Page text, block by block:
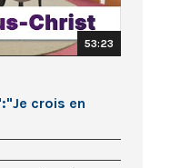
53:23
crois en